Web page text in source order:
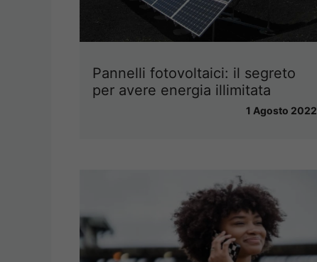
Pannelli fotovoltaici: il segreto
per avere energia illimitata
1 Agosto 2022